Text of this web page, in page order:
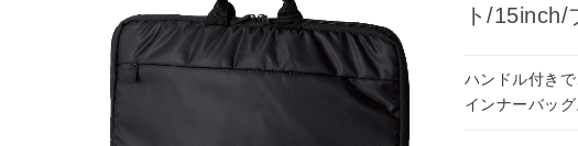
ト/15inch/
ハンドル付き
インナーバッグ